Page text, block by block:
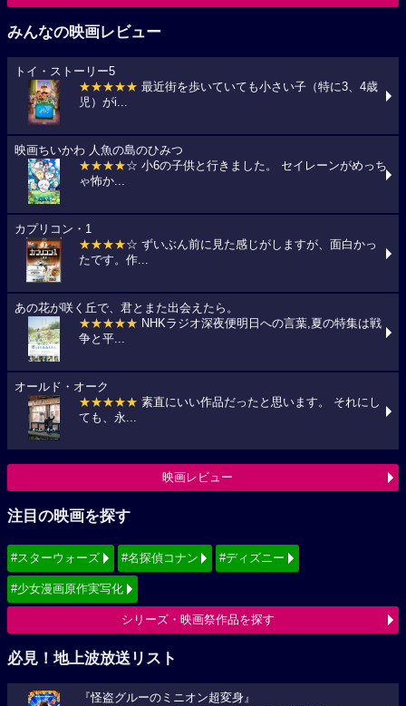
みんなの映画レビュー
トイ・ストーリー5
★★★★★ 最近街を歩いていても小さい子（特に3、4歳
児）がi...
映画ちいかわ 人魚の島のひみつ
★★★★☆ 小6の子供と行きました。 セイレーンがめっち
ゃ怖か...
カプリコン・1
★★★★☆ ずいぶん前に見た感じがしますが、面白かっ
たです。作...
あの花が咲く丘で、君とまた出会えたら。
★★★★★ NHKラジオ深夜便明日への言葉,夏の特集は戦
争と平...
オールド・オーク
★★★★★ 素直にいい作品だったと思います。 それにし
ても、永...
映画レビュー
注目の映画を探す
#スターウォーズ #名探偵コナン #ディズニー
#少女漫画原作実写化
シリーズ・映画祭作品を探す
必見！地上波放送リスト
『怪盗グルーのミニオン超変身』